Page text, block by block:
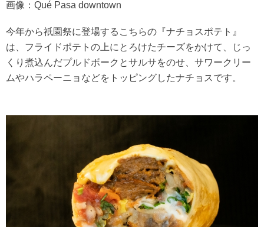
画像：Qué Pasa downtown
今年から祇園祭に登場するこちらの『ナチョスポテト』
は、フライドポテトの上にとろけたチーズをかけて、じっ
くり煮込んだプルドボークとサルサをのせ、サワークリー
ムやハラペーニョなどをトッピングしたナチョスです。